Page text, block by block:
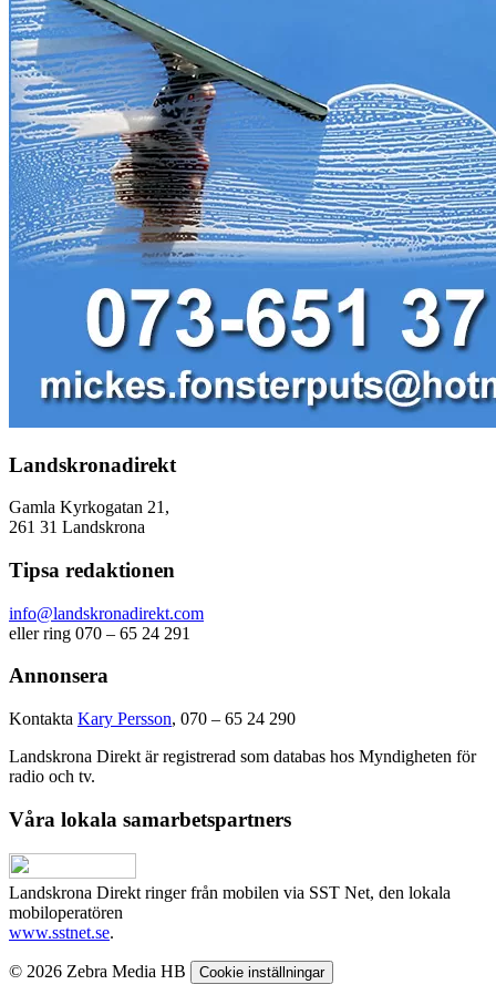
Landskronadirekt
Gamla Kyrkogatan 21,
261 31 Landskrona
Tipsa redaktionen
info@landskronadirekt.com
eller ring 070 – 65 24 291
Annonsera
Kontakta Kary Persson, 070 – 65 24 290
Landskrona Direkt är registrerad som databas hos Myndigheten för
radio och tv.
Våra lokala samarbetspartners
Landskrona Direkt ringer från mobilen via SST Net, den lokala
mobiloperatören
www.sstnet.se.
© 2026 Zebra Media HB Cookie inställningar